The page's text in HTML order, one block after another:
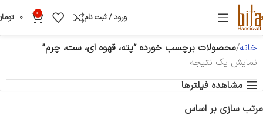
ورود / ثبت نام 0
0
خانه محصولات برچسب خورده “پته، قهوه ای، ست، چرم”
نمایش یک نتیجه
مشاهده فیلترها
مرتب سازی بر اساس